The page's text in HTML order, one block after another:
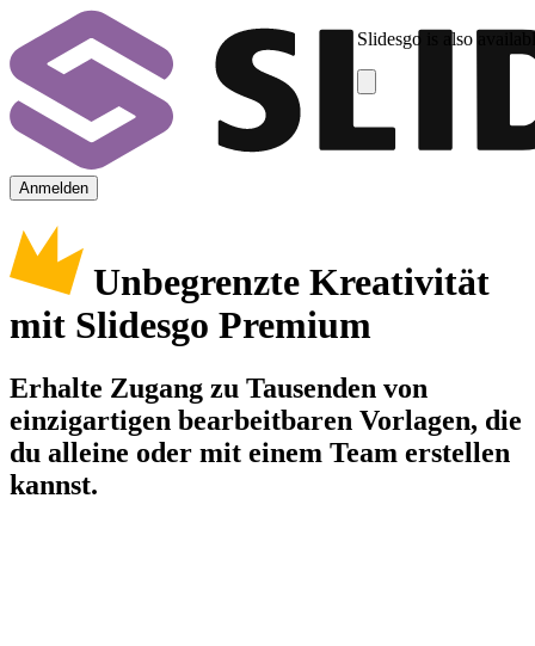
Slidesgo is also
Anmelden
Unbegrenzte Kreativität
mit Slidesgo Premium
Erhalte Zugang zu Tausenden von
einzigartigen bearbeitbaren Vorlagen, die
du alleine oder mit einem Team erstellen
kannst.